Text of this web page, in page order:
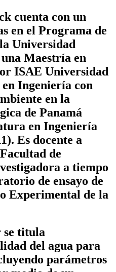
cuenta con un
en el Programa de
Universidad
Maestría en
ISAE Universidad
Ingeniería con
en la
de Panamá
en Ingeniería
Es docente a
de
a tiempo
de ensayo de
Experimental de la
se titula
del agua para
parámetros